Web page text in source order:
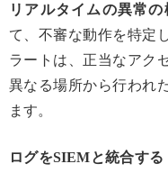
リアルタイムの異常の
て、不審な動作を特定
ラートは、正当なアク
異なる場所から行われ
ます。
ログをSIEMと統合する